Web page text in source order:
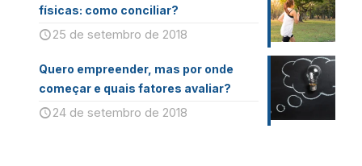
físicas: como conciliar?
25 de setembro de 2018
Quero empreender, mas por onde
começar e quais fatores avaliar?
24 de setembro de 2018